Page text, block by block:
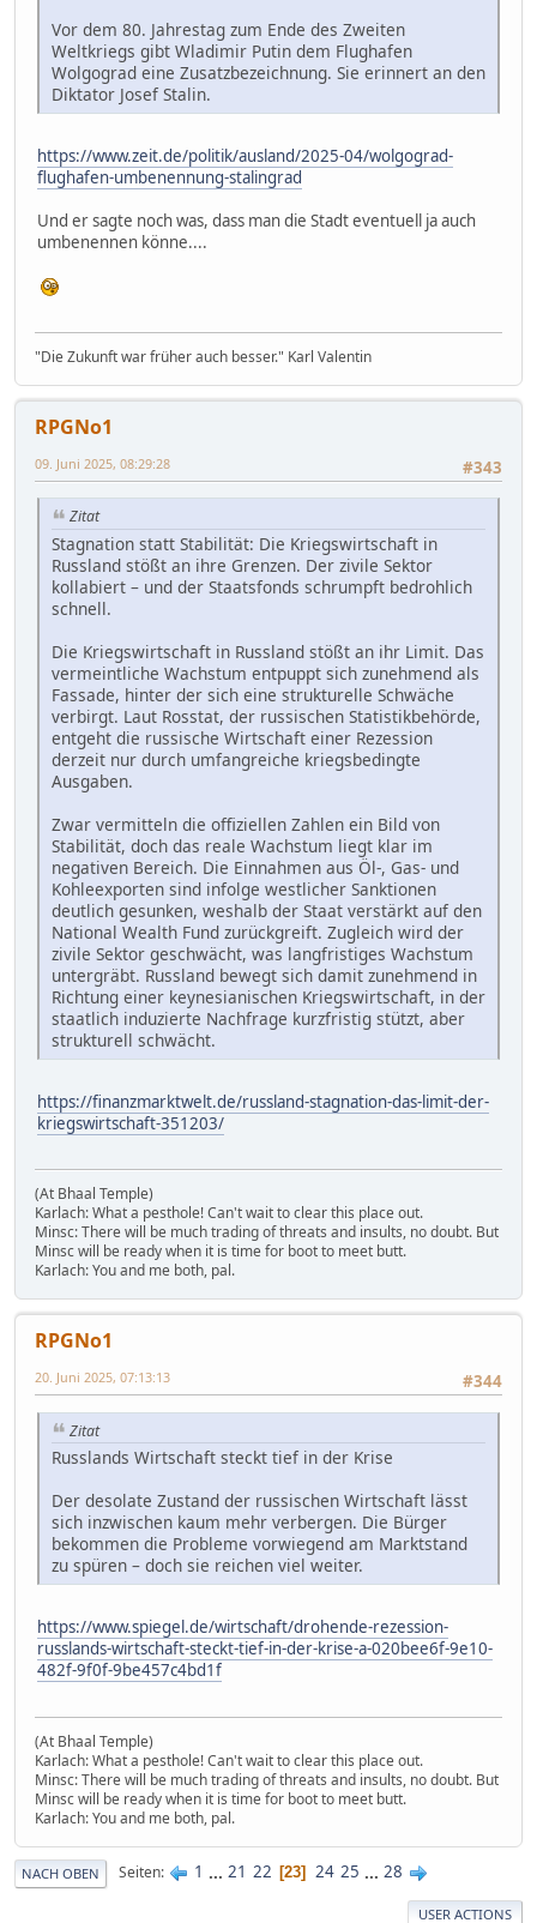
Vor dem 80. Jahrestag zum Ende des Zweiten
Weltkriegs gibt Wladimir Putin dem Flughafen
Wolgograd eine Zusatzbezeichnung. Sie erinnert an den
Diktator Josef Stalin.
https://www.zeit.de/politik/ausland/2025-04/wolgograd-
flughafen-umbenennung-stalingrad
Und er sagte noch was, dass man die Stadt eventuell ja auch
umbenennen könne....
"Die Zukunft war früher auch besser." Karl Valentin
RPGNo1
#343
09. Juni 2025, 08:29:28
Zitat
Stagnation statt Stabilität: Die Kriegswirtschaft in
Russland stößt an ihre Grenzen. Der zivile Sektor
kollabiert – und der Staatsfonds schrumpft bedrohlich
schnell.
Die Kriegswirtschaft in Russland stößt an ihr Limit. Das
vermeintliche Wachstum entpuppt sich zunehmend als
Fassade, hinter der sich eine strukturelle Schwäche
verbirgt. Laut Rosstat, der russischen Statistikbehörde,
entgeht die russische Wirtschaft einer Rezession
derzeit nur durch umfangreiche kriegsbedingte
Ausgaben.
Zwar vermitteln die offiziellen Zahlen ein Bild von
Stabilität, doch das reale Wachstum liegt klar im
negativen Bereich. Die Einnahmen aus Öl-, Gas- und
Kohleexporten sind infolge westlicher Sanktionen
deutlich gesunken, weshalb der Staat verstärkt auf den
National Wealth Fund zurückgreift. Zugleich wird der
zivile Sektor geschwächt, was langfristiges Wachstum
untergräbt. Russland bewegt sich damit zunehmend in
Richtung einer keynesianischen Kriegswirtschaft, in der
staatlich induzierte Nachfrage kurzfristig stützt, aber
strukturell schwächt.
https://finanzmarktwelt.de/russland-stagnation-das-limit-der-
kriegswirtschaft-351203/
(At Bhaal Temple)
Karlach: What a pesthole! Can't wait to clear this place out.
Minsc: There will be much trading of threats and insults, no doubt. But
Minsc will be ready when it is time for boot to meet butt.
Karlach: You and me both, pal.
RPGNo1
#344
20. Juni 2025, 07:13:13
Zitat
Russlands Wirtschaft steckt tief in der Krise
Der desolate Zustand der russischen Wirtschaft lässt
sich inzwischen kaum mehr verbergen. Die Bürger
bekommen die Probleme vorwiegend am Marktstand
zu spüren – doch sie reichen viel weiter.
https://www.spiegel.de/wirtschaft/drohende-rezession-
russlands-wirtschaft-steckt-tief-in-der-krise-a-020bee6f-9e10-
482f-9f0f-9be457c4bd1f
(At Bhaal Temple)
Karlach: What a pesthole! Can't wait to clear this place out.
Minsc: There will be much trading of threats and insults, no doubt. But
Minsc will be ready when it is time for boot to meet butt.
Karlach: You and me both, pal.
NACH OBEN Seiten 1 ... 21 22 23 24 25 ... 28
USER ACTIONS